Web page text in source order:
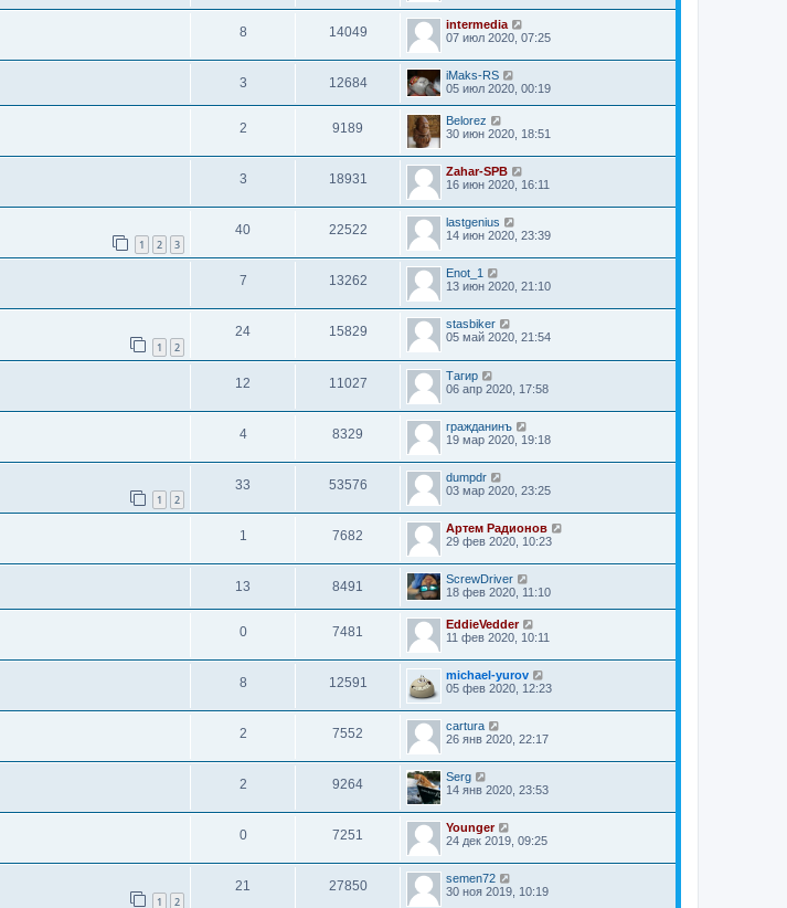
8 14049
intermedia
07 июл 2020, 07:25
3 12684
iMaks-RS
05 июл 2020, 00:19
2 9189
Belorez
30 июн 2020, 18:51
3 18931
Zahar-SPB
16 июн 2020, 16:11
1 2 3
40 22522
lastgenius
14 июн 2020, 23:39
7 13262
Enot_1
13 июн 2020, 21:10
1 2
24 15829
stasbiker
05 май 2020, 21:54
12 11027
Тагир
06 апр 2020, 17:58
4 8329
гражданинъ
19 мар 2020, 19:18
1 2
33 53576
dumpdr
03 мар 2020, 23:25
1 7682
Артем Радионов
29 фев 2020, 10:23
13 8491
ScrewDriver
18 фев 2020, 11:10
0 7481
EddieVedder
11 фев 2020, 10:11
8 12591
michael-yurov
05 фев 2020, 12:23
2 7552
cartura
26 янв 2020, 22:17
2 9264
Serg
14 янв 2020, 23:53
0 7251
Younger
24 дек 2019, 09:25
1 2
21 27850
semen72
30 ноя 2019, 10:19